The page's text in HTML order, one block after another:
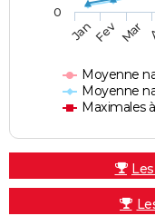
Moyenne
Moyenne
Maximales
JanFev Mar
0